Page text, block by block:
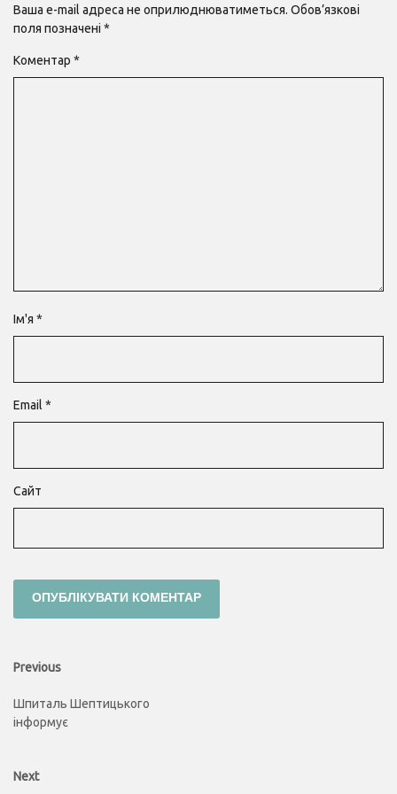
Ваша e-mail адреса не оприлюднюватиметься. Обов’язкові
поля позначені *
Коментар *
Ім'я *
Email *
Сайт
Навігація
записів
Previous
Previous
Шпиталь Шептицького
інформує
Next
Next